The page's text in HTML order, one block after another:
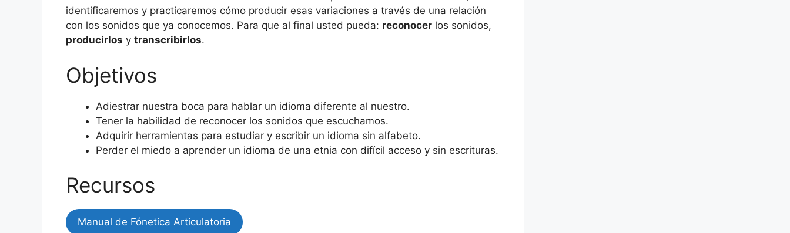
identificaremos y practicaremos cómo producir esas variaciones a través de una relación
con los sonidos que ya conocemos. Para que al final usted pueda: reconocer los sonidos,
producirlos y transcribirlos.
Objetivos
Adiestrar nuestra boca para hablar un idioma diferente al nuestro.
Tener la habilidad de reconocer los sonidos que escuchamos.
Adquirir herramientas para estudiar y escribir un idioma sin alfabeto.
Perder el miedo a aprender un idioma de una etnia con difícil acceso y sin escrituras.
Recursos
Manual de Fónetica Articulatoria